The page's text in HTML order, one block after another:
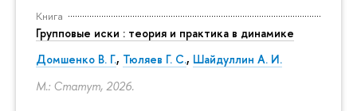
Книга
Групповые иски : теория и практика в динамике
Домшенко В. Г., Тюляев Г. С., Шайдуллин А. И.
М.: Статут, 2026.